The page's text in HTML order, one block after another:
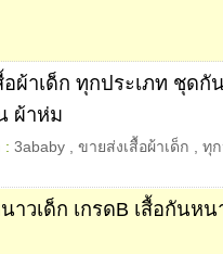
อผ้าเด็ก ทุกประเภท ชุด
ผ้าห่ม
: 3ababy ขายส่งเสื้อผ้าเด็ก
ทุ
าวเด็ก เกรดB เสื้อกันห